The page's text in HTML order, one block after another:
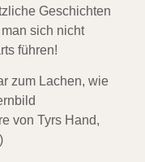
Geschichten
sich nicht
führen!
zum Lachen, wie
von Tyrs Hand,